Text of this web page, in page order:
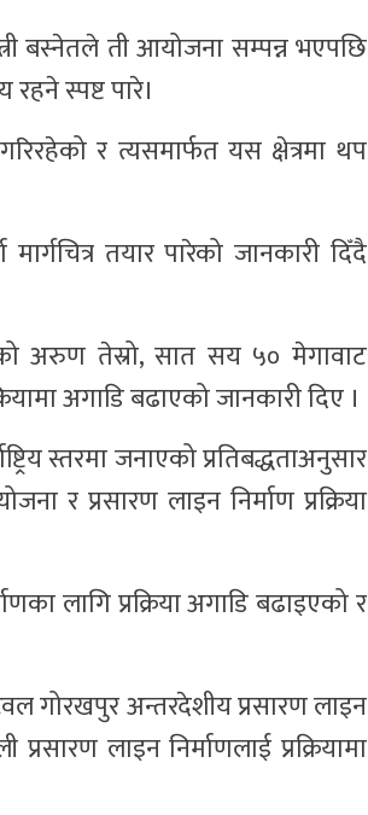
बस्नेतले ती आयोजना सम्पन्न भएपछि
स्पष्ट पारे।
र त्यसमार्फत यस क्षेत्रमा थप
तयार पारेको जानकारी दिँदै
अरुण तेस्रो, सात सय ५० मेगावाट
अगाडि बढाएको जानकारी दिए ।
स्तरमा जनाएको प्रतिबद्धताअनुसार
र प्रसारण लाइन निर्माण प्रक्रिया
लागि प्रक्रिया अगाडि बढाइएको र
गोरखपुर अन्तरदेशीय प्रसारण लाइन
लाइन निर्माणलाई प्रक्रियामा